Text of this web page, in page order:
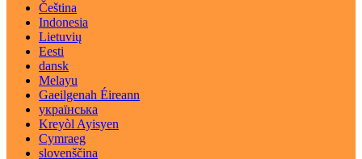
Čeština
Indonesia
Lietuvių
Eesti
dansk
Melayu
Gaeilgenah Éireann
українська
Kreyòl Ayisyen
Cymraeg
slovenščina